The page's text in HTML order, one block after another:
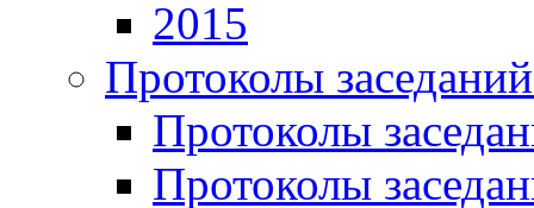
2015
Протоколы
Протоколы
Протоколы